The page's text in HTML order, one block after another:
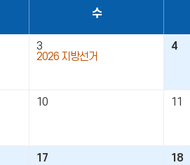
수
3
2026 지방선거
4
10 11
17 18